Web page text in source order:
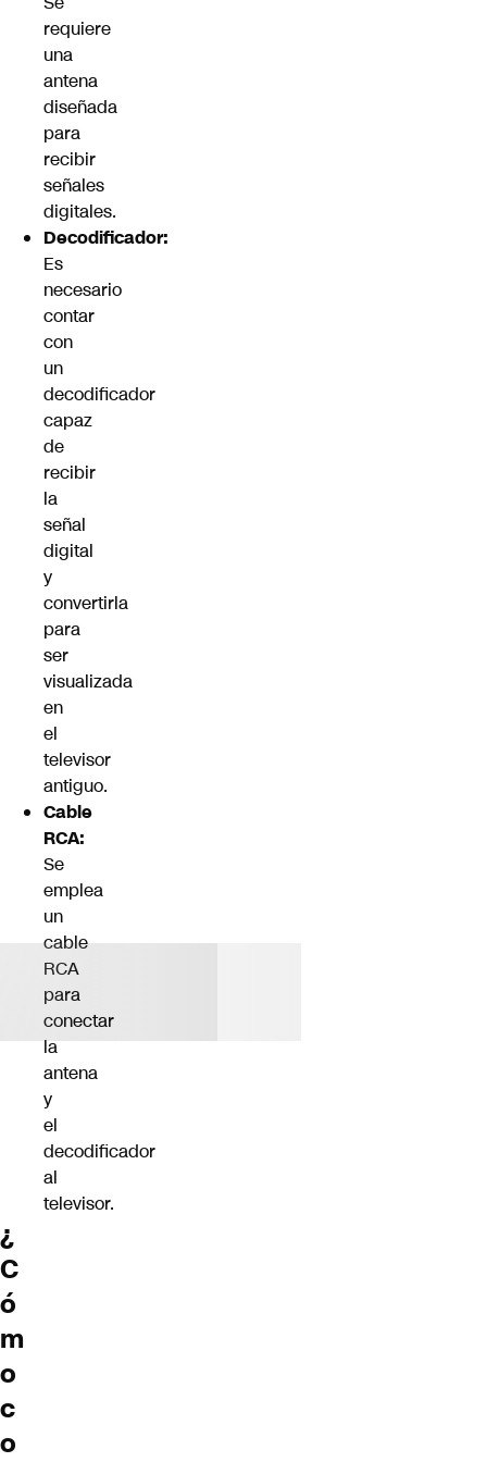
requiere
una
antena
diseñada
para
recibir
señales
digitales.
Decodificador:
Es
necesario
contar
con
un
decodificador
capaz
de
recibir
la
señal
digital
y
convertirla
para
ser
visualizada
en
el
televisor
antiguo.
Cable
RCA:
Se
emplea
un
cable
RCA
para
conectar
la
antena
y
el
decodificador
al
televisor.
¿
C
ó
m
o
c
o